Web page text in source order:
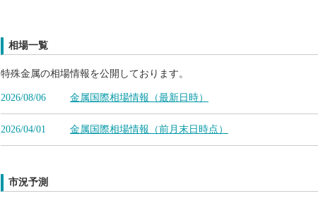
相場一覧
特殊金属の相場情報を公開しております。
2026/08/06 金属国際相場情報（最新日時）
2026/04/01 金属国際相場情報（前月末日時点）
市況予測